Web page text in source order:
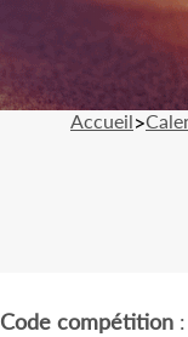
Accueil>
Code compétition: